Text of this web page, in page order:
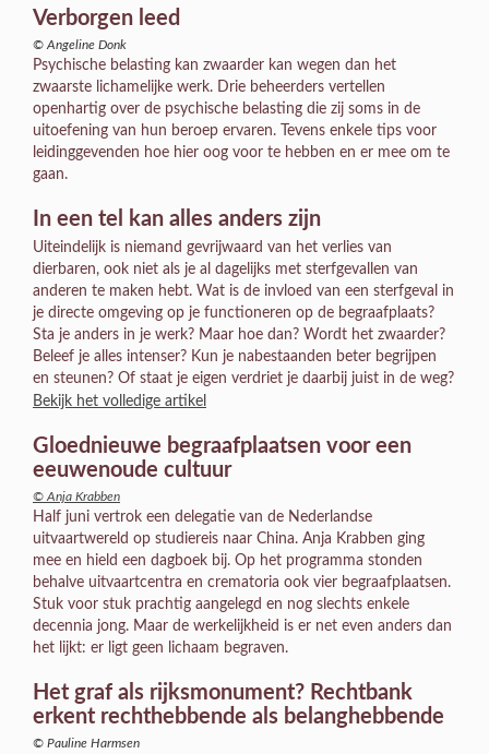
Verborgen leed
© Angeline Donk
Psychische belasting kan zwaarder kan wegen dan het
zwaarste lichamelijke werk. Drie beheerders vertellen
openhartig over de psychische belasting die zij soms in de
uitoefening van hun beroep ervaren. Tevens enkele tips voor
leidinggevenden hoe hier oog voor te hebben en er mee om te
gaan.
In een tel kan alles anders zijn
Uiteindelijk is niemand gevrijwaard van het verlies van
dierbaren, ook niet als je al dagelijks met sterfgevallen van
anderen te maken hebt. Wat is de invloed van een sterfgeval in
je directe omgeving op je functioneren op de begraafplaats?
Sta je anders in je werk? Maar hoe dan? Wordt het zwaarder?
Beleef je alles intenser? Kun je nabestaanden beter begrijpen
en steunen? Of staat je eigen verdriet je daarbij juist in de weg?
Bekijk het volledige artikel
Gloednieuwe begraafplaatsen voor een
eeuwenoude cultuur
© Anja Krabben
Half juni vertrok een delegatie van de Nederlandse
uitvaartwereld op studiereis naar China. Anja Krabben ging
mee en hield een dagboek bij. Op het programma stonden
behalve uitvaartcentra en crematoria ook vier begraafplaatsen.
Stuk voor stuk prachtig aangelegd en nog slechts enkele
decennia jong. Maar de werkelijkheid is er net even anders dan
het lijkt: er ligt geen lichaam begraven.
Het graf als rijksmonument? Rechtbank
erkent rechthebbende als belanghebbende
© Pauline Harmsen